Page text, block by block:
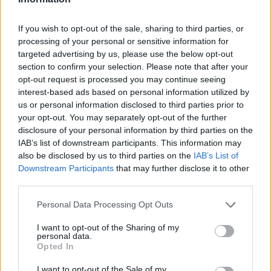
If you wish to opt-out of the sale, sharing to third parties, or
processing of your personal or sensitive information for
targeted advertising by us, please use the below opt-out
section to confirm your selection. Please note that after your
opt-out request is processed you may continue seeing
interest-based ads based on personal information utilized by
us or personal information disclosed to third parties prior to
your opt-out. You may separately opt-out of the further
disclosure of your personal information by third parties on the
IAB’s list of downstream participants. This information may
also be disclosed by us to third parties on the IAB’s List of
Downstream Participants that may further disclose it to other
Please note that this website/app uses one or more Google
not limited to your visit or usage behaviour. You may click to
grant or deny consent to Google and its third-party tags to
use your data for below specified purposes in below Google
consent section.
Personal Data Processing Opt Outs
I want to opt-out of the Sharing of my
personal data.
Opted In
I want to opt-out of the Sale of my